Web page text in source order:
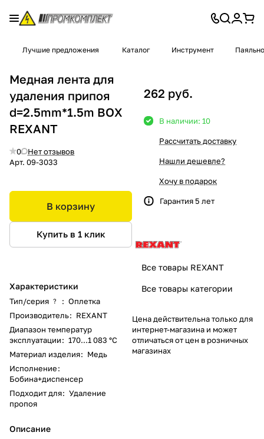
Лучшие предложения Каталог Инструмент
Медная лента для
удаления припоя
d=2.5mm*1.5m BOX
REXANT
0
Нет отзывов
Арт. 09-3033
В корзину
Купить в 1 клик
Характеристики
Тип/серия ? : Оплетка
Производитель: REXANT
Диапазон температур
эксплуатации: 170...1 083 °C
Материал изделия: Медь
Исполнение:
Бобина+диспенсер
Подходит для: Удаление
пропоя
Описание
262 руб.
В наличии: 10
Рассчитать доставку
Нашли дешевле?
Хочу в подарок
Гарантия 5 лет
Все товары REXANT
Все товары категории
Цена действительна только для
интернет-магазина и может
отличаться от цен в розничных
магазинах